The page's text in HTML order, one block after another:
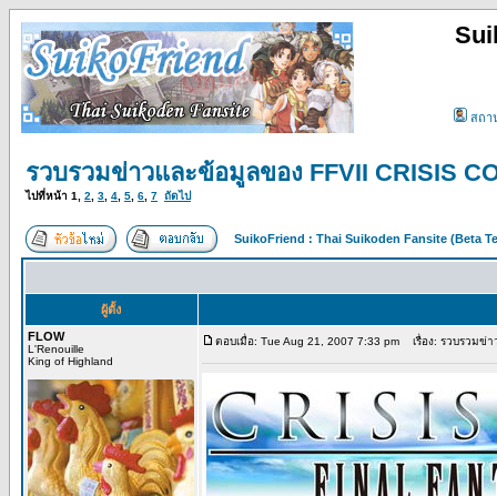
สถา
รวบรวมข่าวและข้อมูลของ FFVII CRISIS
ไปที่หน้า 1 2 3 4 5 6 7 ถัดไป
SuikoFriend : Thai Suikoden Fansite (Beta
ผู้ตั้ง
FLOW
L'Renouille
King of Highland
ตอบเมื่อ: Tue Aug 21, 2007 7:33 pm เรื่อง: รวบรวมข่